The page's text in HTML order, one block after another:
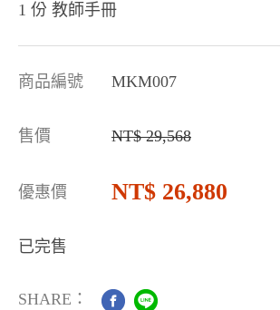
1 份 教師手冊
商品編號 MKM007
售價 29,568
優惠價 26,880
已完售
SHARE：